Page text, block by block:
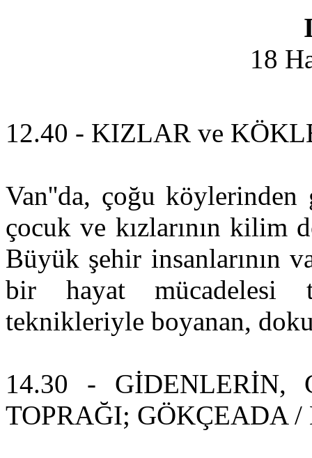
18
12.40 - KIZLAR ve
Van''da, çoğu köylerinden
çocuk ve kızlarının kilim
Büyük şehir insanlarının
bir hayat mücadelesi
teknikleriyle boyanan,
14.30 - GİDENLERİN,
TOPRAĞI; GÖKÇEADA /